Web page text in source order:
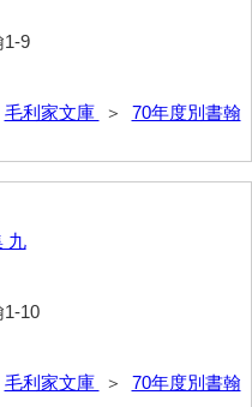
1-9
毛利家文庫 ＞ 70年度別書翰
九
10
毛利家文庫 ＞ 70年度別書翰